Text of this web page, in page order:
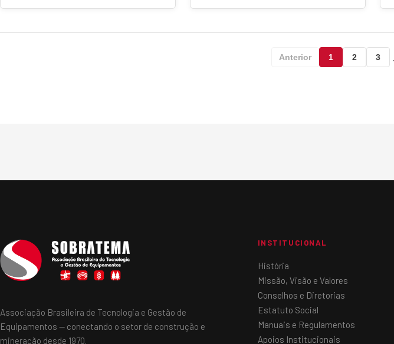
Anterior 1 2 3
Associação Brasileira de Tecnologia e Gestão de
Equipamentos — conectando o setor de construção e
mineração desde 1970.
INSTITUCIONAL
História
Missão, Visão e Valores
Conselhos e Diretorias
Estatuto Social
Manuais e Regulamentos
Apoios Institucionais